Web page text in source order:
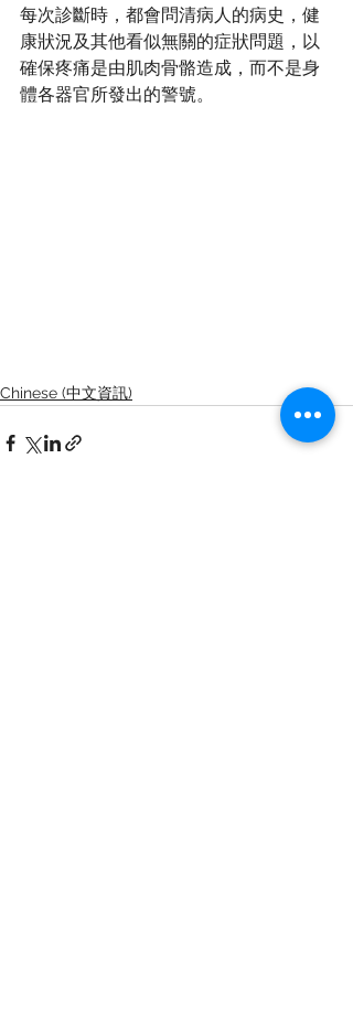
每次診斷時，都會問清病人的病史，健
康狀況及其他看似無關的症狀問題，以
確保疼痛是由肌肉骨骼造成，而不是身
體各器官所發出的警號。
Chinese (中文資訊)